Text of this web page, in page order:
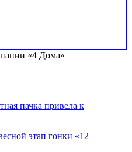
«4 Дома»
пачка привела к
этап гонки «12